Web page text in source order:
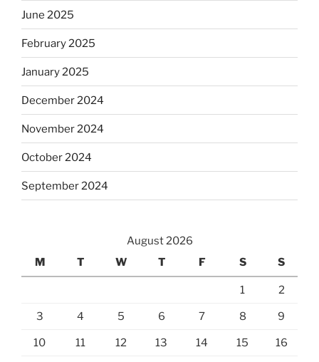
June 2025
February 2025
January 2025
December 2024
November 2024
October 2024
September 2024
August 2026
M
T W T F S S
1 2
3 4 5 6 7 8 9
10 11 12 13 14 15 16